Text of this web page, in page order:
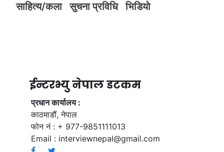
साहित्य/कला
सुचना प्रविधि भिडियाे
ईन्टरभ्यु नेपाल डटकम
प्रधान कार्यालय :
काठमाडौं, नेपाल
फोन नं : + 977-9851111013
Email : interviewnepal@gmail.com